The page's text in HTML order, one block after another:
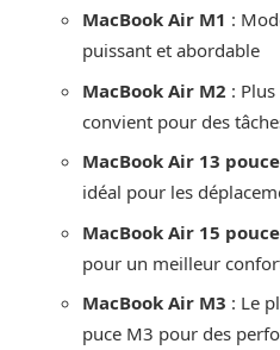
MacBook Air M1 :
puissant et abordable
MacBook Air M2 :
convient pour des
MacBook Air 13
idéal pour les
MacBook Air 15
pour un meilleur
MacBook Air M3 : Le
puce M3 pour des